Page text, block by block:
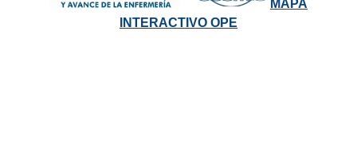
MAPA
INTERACTIVO OPE